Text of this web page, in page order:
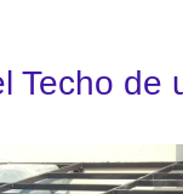
Techo de